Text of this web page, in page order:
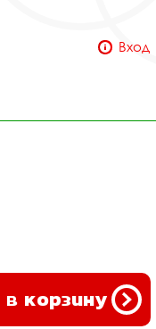
Вход
корзину